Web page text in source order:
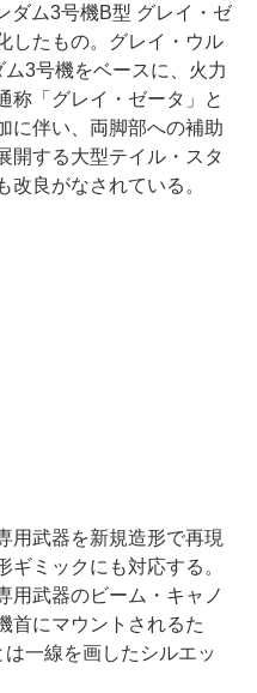
ダム3号機B型 グレイ・ゼ
したもの。グレイ・ウル
3号機をベースに、火力
称「グレイ・ゼータ」と
に伴い、両脚部への補助
開する大型テイル・スタ
改良がなされている。
武器を新規造形で再現
ギミックにも対応する。
用武器のビーム・キャノ
首にマウントされるた
一線を画したシルエッ